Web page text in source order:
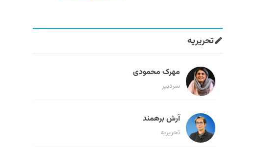
تحریریه
مهرک محمودی
سردبیر
آرش برهمند
تحریریه